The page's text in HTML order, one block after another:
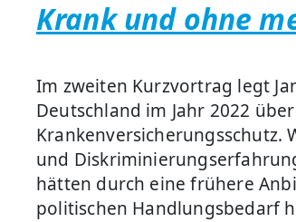
Krank und ohne
Im zweiten Kurzvortrag legt
Deutschland im Jahr 2022
Krankenversicherungsschutz.
und
hätten durch eine frühere
politischen Handlungsbedarf